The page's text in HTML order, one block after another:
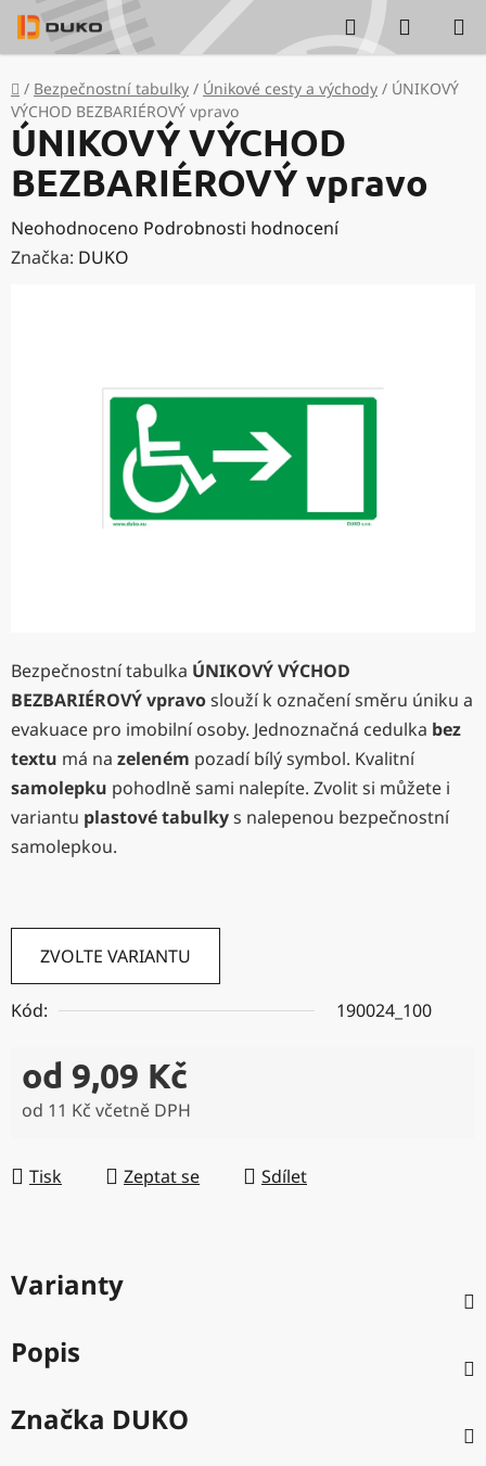
Přejít
na
obsah
Hledat
KOŠÍK
Domů
/ Bezpečnostní tabulky / Únikové cesty a východy / ÚNIKOVÝ
VÝCHOD BEZBARIÉROVÝ vpravo
Bezpečnostní tabulka ÚNIKOVÝ VÝCHOD
BEZBARIÉROVÝ vpravoslouží k označení směru úniku a
evakuace pro imobilní osoby. Jednoznačná cedulka bez
textu má na zeleném pozadí bílý symbol. Kvalitní
samolepku pohodlně sami nalepíte. Zvolit si můžete i
variantu plastové tabulkys nalepenou bezpečnostní
samolepkou.
ZVOLTE VARIANTU
Kód: 190024_100
od 9,09 Kč
od 11 Kč včetně DPH
Tisk
Zeptat se Sdílet
ÚNIKOVÝ VÝCHOD
BEZBARIÉROVÝ vpravo
Průměrné
hodnocení
Neohodnoceno Podrobnosti hodnocení
Značka: DUKO
Varianty
Popis
Značka DUKO